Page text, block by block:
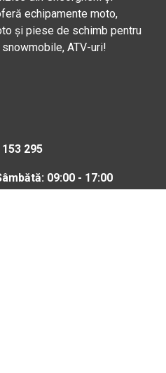
echipamente moto,
și piese de schimb pentru
ATV-uri!
295
09:00 - 17:00